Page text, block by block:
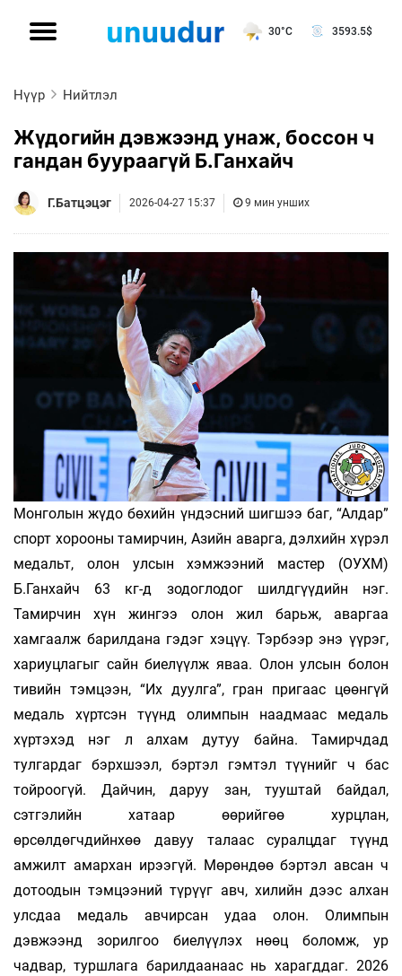
30°C 3593.5$
Нүүр Нийтлэл
Жүдогийн дэвжээнд унаж, боссон ч
гандан буураагүй Б.Ганхайч
Г.Батцэцэг 2026-04-27 15:37 9 мин унших
Монголын жүдо бөхийн үндэсний шигшээ баг, “Алдар”
спорт хорооны тамирчин, Азийн аварга, дэлхийн хүрэл
медальт, олон улсын хэмжээний мастер (ОУХМ)
Б.Ганхайч 63 кг-д зодоглодог шилдгүүдийн нэг.
Тамирчин хүн жингээ олон жил барьж, аваргаа
хамгаалж барилдана гэдэг хэцүү. Тэрбээр энэ үүрэг,
хариуцлагыг сайн биелүүлж яваа. Олон улсын болон
тивийн тэмцээн, “Их дуулга”, гран пригаас цөөнгүй
медаль хүртсэн түүнд олимпын наадмаас медаль
хүртэхэд нэг л алхам дутуу байна. Тамирчдад
тулгардаг бэрхшээл, бэртэл гэмтэл түүнийг ч бас
тойроогүй. Дайчин, даруу зан, тууштай байдал,
сэтгэлийн хатаар өөрийгөө хурцлан,
өрсөлдөгчдийнхөө давуу талаас суралцдаг түүнд
амжилт амархан ирээгүй. Мөрөндөө бэртэл авсан ч
дотоодын тэмцээний түрүүг авч, хилийн дээс алхан
улсдаа медаль авчирсан удаа олон. Олимпын
дэвжээнд зорилгоо биелүүлэх нөөц боломж, ур
чадвар, туршлага барилдаанаас нь харагддаг. 2026